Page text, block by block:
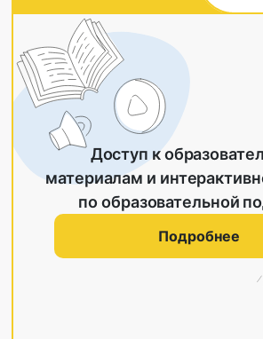
Доступ к
материалам и
по образовательной
Подробнее